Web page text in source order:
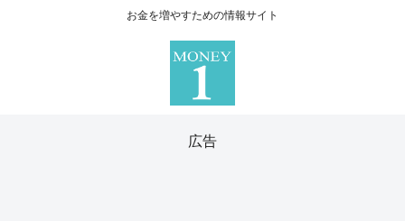
お金を増やすための情報サイト
広告